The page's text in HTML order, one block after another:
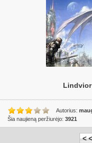
Autorius:
Šia naujieną peržiurėjo: 3921
<